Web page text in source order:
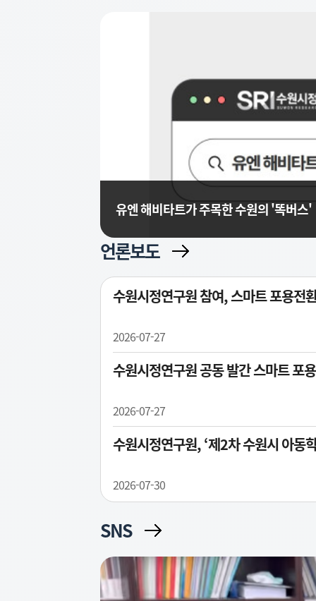
유엔 해비타트가 주목한 수원의 '똑버스'
언론보도
수원시정연구원 참여, 스마트 포용
2026-07-27
수원시정연구원 공동 발간 스마트 포
2026-07-27
수원시정연구원, ‘제2차 수원시 아
2026-07-30
SNS